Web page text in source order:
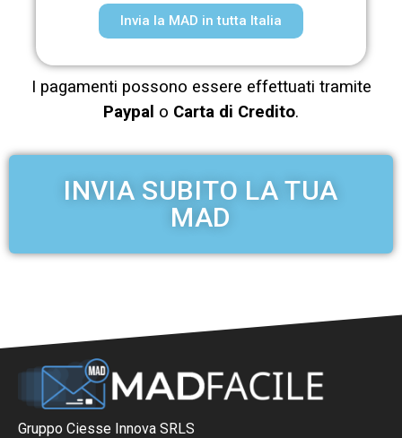
Invia la MAD in tutta Italia
I pagamenti possono essere effettuati tramite
Paypal o Carta di Credito.
INVIA SUBITO LA TUA
MAD
Gruppo Ciesse Innova SRLS